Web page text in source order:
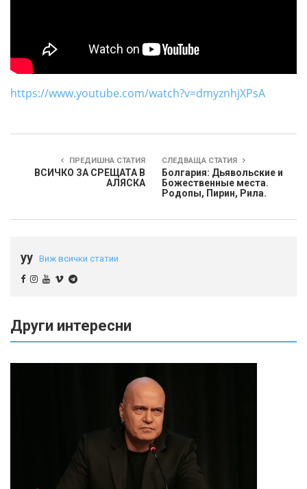
https://www.youtube.com/watch?v=dmyznhjXPsA
ПРЕДИШНА СТАТИЯ
ВСИЧКО ЗА СРЕЩАТА В
АЛЯСКА
СЛЕДВАЩА СТАТИЯ
Болгария: Дьявольские и
Божественные места.
Родопы, Пирин, Рила.
yy Виж всички статии
Други интересни